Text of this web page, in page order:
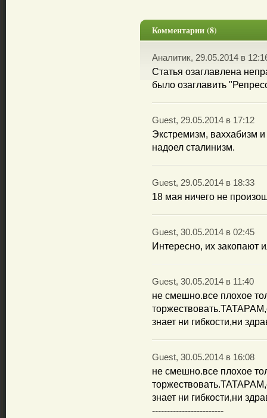
Комментарии (8)
Аналитик, 29.05.2014 в
Статья озаглавлена
было озаглавить
Guest, 29.05.2014 в 17:12
Экстремизм, ваххабизм
надоел сталинизм.
Guest, 29.05.2014 в 18:33
18 мая ничего не
Guest, 30.05.2014 в 02:45
Интересно, их закопают
Guest, 30.05.2014 в 11:40
не смешно.все плохое
знает ни гибкости,ни
Guest, 30.05.2014 в 16:08
не смешно.все плохое
знает ни гибкости,ни
------------------------